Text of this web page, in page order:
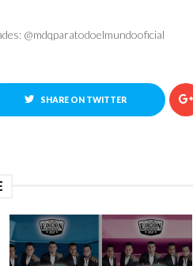
@mdqparatodoelmundooficial
SHARE ON TWITTER